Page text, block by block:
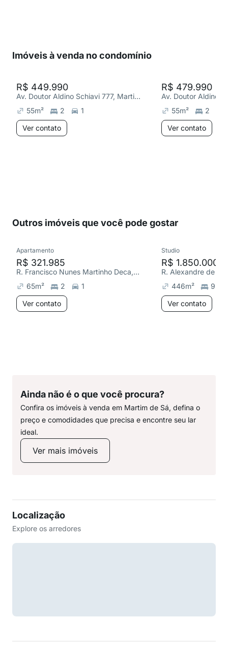
Imóveis à venda no condomínio
R$ 449.990
Av. Doutor Aldino Schiavi 777, Martim de Sá
55m² 2
1
Ver contato
R$ 479.990
55m² 2
Ver contato
Outros imóveis que você pode gostar
Apartamento
R$ 321.985
R. Francisco Nunes Martinho Deca, Martim de Sá
65m² 2
1
Ver contato
Studio
R$ 1.850.000
446m²
9
Ver contato
Ainda não é o que você procura?
Confira os imóveis à venda em Martim de Sá, defina o
preço e comodidades que precisa e encontre seu lar
ideal.
Ver mais imóveis
Localização
Explore os arredores